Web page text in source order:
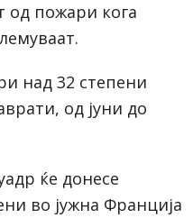
од пожари кога
над 32 степени
од јуни до
ќе донесе
во јужна Франција